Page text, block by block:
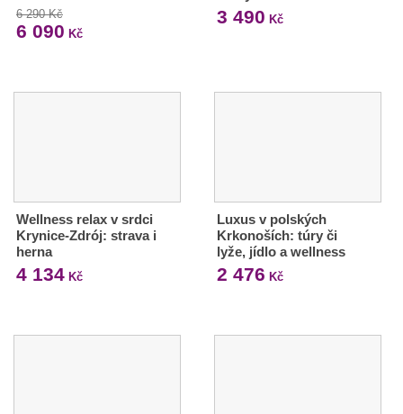
6 290 Kč
6 090 Kč
3 490 Kč
Wellness relax v srdci
Krynice-Zdrój: strava i
herna
4 134 Kč
Luxus v polských
Krkonoších: túry či
lyže, jídlo a wellness
2 476 Kč